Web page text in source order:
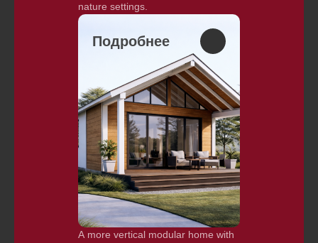
nature settings.
Подробнее
A more vertical modular home with